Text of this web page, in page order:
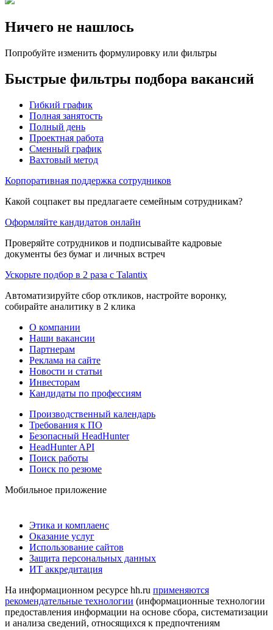
Ничего не нашлось
Попробуйте изменить формулировку или фильтры
Быстрые фильтры подбора вакансий
Гибкий график
Полная занятость
Полный день
Проектная работа
Сменный график
Вахтовый метод
Корпоративная поддержка сотрудников
Какой соцпакет вы предлагаете семейным сотрудникам?
Оформляйте кандидатов онлайн
Проверяйте сотрудников и подписывайте кадровые
документы без бумаг и личных встреч
Ускорьте подбор в 2 раза с Talantix
Автоматизируйте сбор откликов, настройте воронку,
собирайте аналитику в 2 клика
О компании
Наши вакансии
Партнерам
Реклама на сайте
Новости и статьи
Инвесторам
Кандидаты по профессиям
Производственный календарь
Требования к ПО
Безопасный HeadHunter
HeadHunter API
Поиск работы
Поиск по резюме
Мобильное приложение
Этика и комплаенс
Оказание услуг
Использование сайтов
Защита персональных данных
ИТ аккредитация
На информационном ресурсе hh.ru применяются
рекомендательные технологии (информационные технологии
предоставления информации на основе сбора, систематизации
и анализа сведений, относящихся к предпочтениям